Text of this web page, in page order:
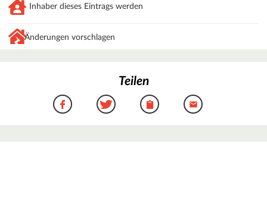
Inhaber dieses Eintrags werden
Änderungen vorschlagen
Teilen